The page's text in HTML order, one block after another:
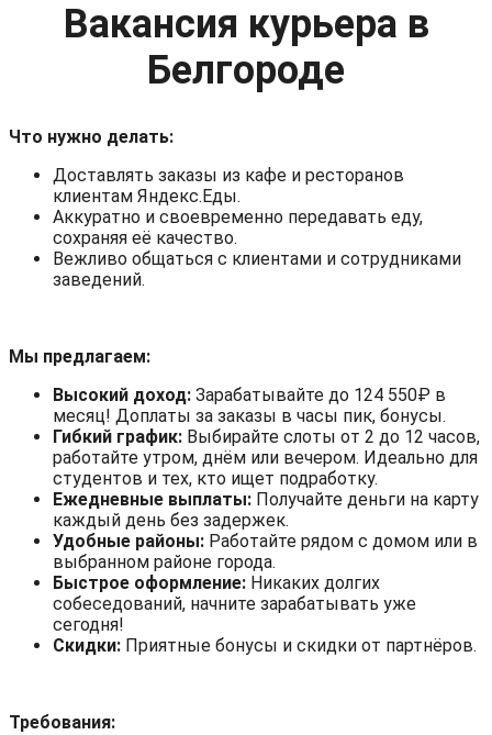
Вакансия курьера в
Белгороде
Что нужно делать:
Доставлять заказы из кафе и ресторанов
клиентам Яндекс.Еды.
Аккуратно и своевременно передавать еду,
сохраняя её качество.
Вежливо общаться с клиентами и сотрудниками
заведений.
Мы предлагаем:
Высокий доход: Зарабатывайте до 124 550₽ в
месяц! Доплаты за заказы в часы пик, бонусы.
Гибкий график: Выбирайте слоты от 2 до 12 часов,
работайте утром, днём или вечером. Идеально для
студентов и тех, кто ищет подработку.
Ежедневные выплаты: Получайте деньги на карту
каждый день без задержек.
Удобные районы: Работайте рядом с домом или в
выбранном районе города.
Быстрое оформление: Никаких долгих
собеседований, начните зарабатывать уже
сегодня!
Скидки: Приятные бонусы и скидки от партнёров.
Требования: